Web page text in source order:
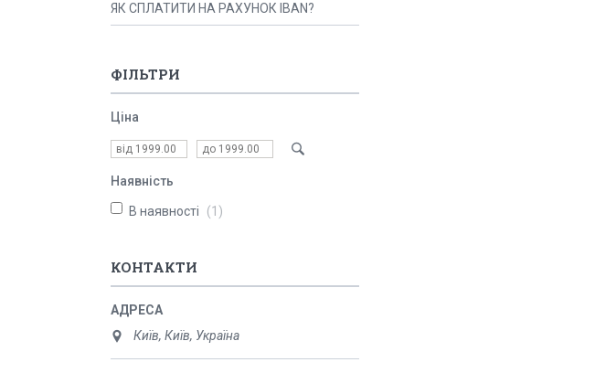
ЯК СПЛАТИТИ НА РАХУНОК IBAN?
ФІЛЬТРИ
Ціна
Наявність
В наявності 1
КОНТАКТИ
Київ, Київ, Україна